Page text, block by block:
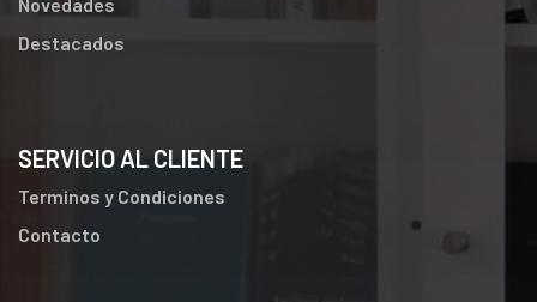
Destacados
SERVICIO AL CLIENTE
Terminos y Condiciones
Contacto